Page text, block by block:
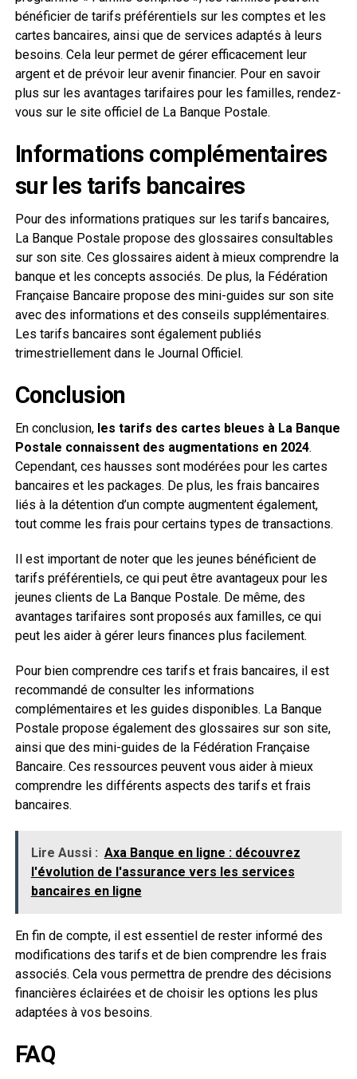
bénéficier de tarifs préférentiels sur les comptes et les
cartes bancaires, ainsi que de services adaptés à leurs
besoins. Cela leur permet de gérer efficacement leur
argent et de prévoir leur avenir financier. Pour en savoir
plus sur les avantages tarifaires pour les familles, rendez-
vous sur le site officiel de La Banque Postale.
Informations complémentaires
sur les tarifs bancaires
Pour des informations pratiques sur les tarifs bancaires,
La Banque Postale propose des glossaires consultables
sur son site. Ces glossaires aident à mieux comprendre la
banque et les concepts associés. De plus, la Fédération
Française Bancaire propose des mini-guides sur son site
avec des informations et des conseils supplémentaires.
Les tarifs bancaires sont également publiés
trimestriellement dans le Journal Officiel.
Conclusion
En conclusion, les tarifs des cartes bleues à La Banque
Postale connaissent des augmentations en 2024.
Cependant, ces hausses sont modérées pour les cartes
bancaires et les packages. De plus, les frais bancaires
liés à la détention d’un compte augmentent également,
tout comme les frais pour certains types de transactions.
Il est important de noter que les jeunes bénéficient de
tarifs préférentiels, ce qui peut être avantageux pour les
jeunes clients de La Banque Postale. De même, des
avantages tarifaires sont proposés aux familles, ce qui
peut les aider à gérer leurs finances plus facilement.
Pour bien comprendre ces tarifs et frais bancaires, il est
recommandé de consulter les informations
complémentaires et les guides disponibles. La Banque
Postale propose également des glossaires sur son site,
ainsi que des mini-guides de la Fédération Française
Bancaire. Ces ressources peuvent vous aider à mieux
comprendre les différents aspects des tarifs et frais
bancaires.
Lire Aussi : Axa Banque en ligne : découvrez
l'évolution de l'assurance vers les services
bancaires en ligne
En fin de compte, il est essentiel de rester informé des
modifications des tarifs et de bien comprendre les frais
associés. Cela vous permettra de prendre des décisions
financières éclairées et de choisir les options les plus
adaptées à vos besoins.
FAQ